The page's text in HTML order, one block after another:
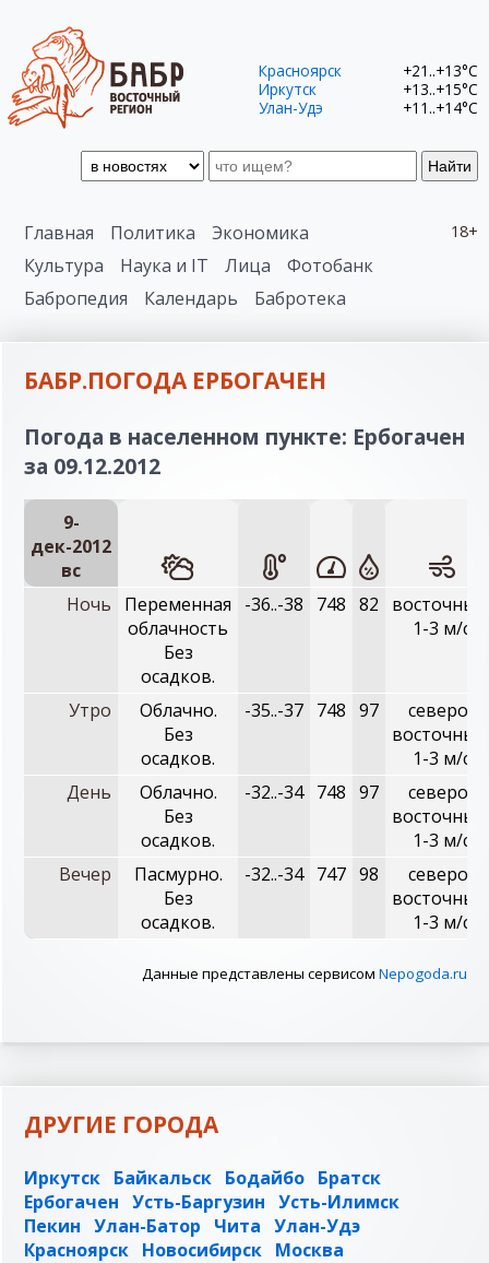
Найти
Красноярск
+21..+13°C
Иркутск
+13..+15°C
Улан-Удэ
+11..+14°C
18+
Главная Политика
Экономика
Культура
Наука и IT Лица
Фотобанк
Бабропедия
Календарь Бабротека
БАБР.ПОГОДА ЕРБОГАЧЕН
Погода в населенном пункте: Ербогачен
за 09.12.2012
9-
дек-2012
вc
Ночь
Переменная
облачность
Без
осадков.
-36..-38 748 82
1-3 м/с
Утро
Облачно.
Без
осадков.
-35..-37 748 97
северо-
1-3 м/с
День
Облачно.
Без
осадков.
-32..-34 748 97
северо-
1-3 м/с
Вечер
Пасмурно.
Без
осадков.
-32..-34 747 98
северо-
1-3 м/с
Данные представлены сервисом Nepogoda.ru
ДРУГИЕ ГОРОДА
Иркутск Байкальск Бодайбо Братск
Ербогачен Усть-Баргузин Усть-Илимск
Пекин Улан-Батор Чита Улан-Удэ
Красноярск Новосибирск Москва